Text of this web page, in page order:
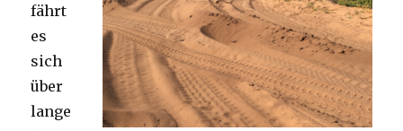
fährt
es
sich
über
lange